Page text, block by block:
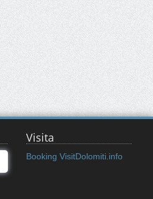
Visita
Booking VisitDolomiti.info